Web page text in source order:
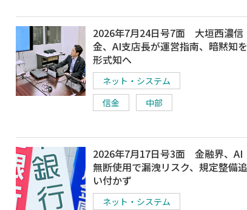
2026年7月24日号7面 大垣西濃信
金、AI支店長が運営指南、暗黙知を
形式知へ
ネット・システム
信金
中部
2026年7月17日号3面 金融界、AI
無断使用で漏洩リスク、規定整備追
い付かず
ネット・システム